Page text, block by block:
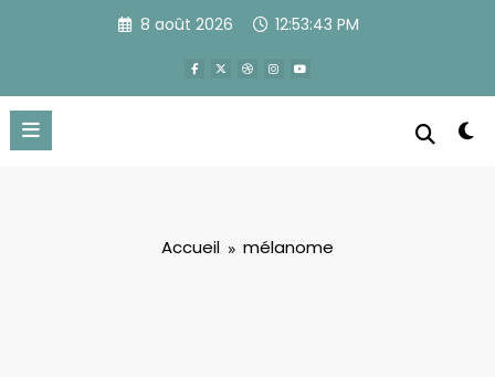
8 août 2026 12:53:43 PM
Accueil mélanome